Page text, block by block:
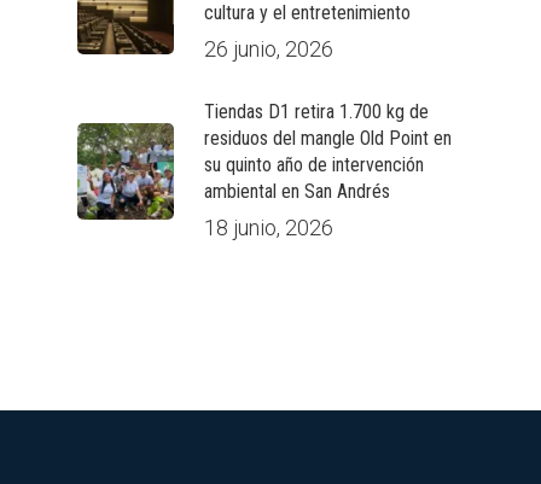
cultura y el entretenimiento
26 junio, 2026
Tiendas D1 retira 1.700 kg de
residuos del mangle Old Point en
su quinto año de intervención
ambiental en San Andrés
18 junio, 2026